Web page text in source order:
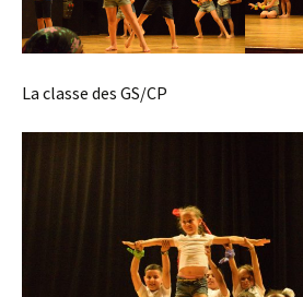
La classe des GS/CP